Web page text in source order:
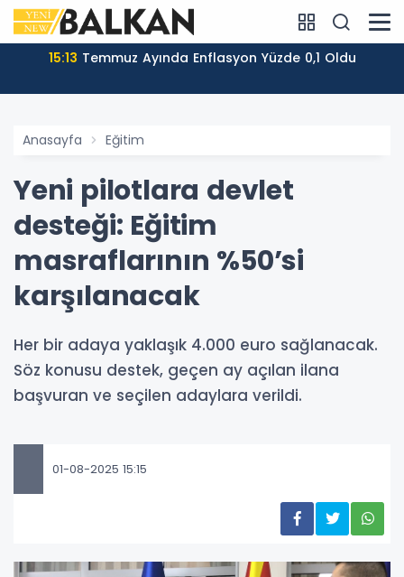
15:13 Temmuz Ayında Enflasyon Yüzde 0,1 Oldu
Anasayfa Eğitim
Yeni pilotlara devlet
desteği: Eğitim
masraflarının %50’si
karşılanacak
Her bir adaya yaklaşık 4.000 euro sağlanacak.
Söz konusu destek, geçen ay açılan ilana
başvuran ve seçilen adaylara verildi.
01-08-2025 15:15